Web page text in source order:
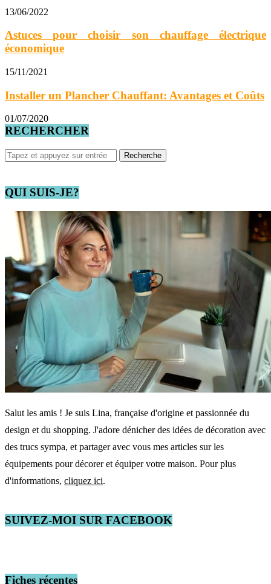
13/06/2022
Astuces pour choisir son chauffage électrique
économique
15/11/2021
Installer un Plancher Chauffant: Avantages et Coûts
01/07/2020
RECHERCHER
QUI SUIS-JE?
Salut les amis ! Je suis Lina, française d'origine et passionnée du
design et du shopping. J'adore dénicher des idées de décoration avec
des trucs sympa, et partager avec vous mes articles sur les
équipements pour décorer et équiper votre maison. Pour plus
d'informations, cliquez ici.
SUIVEZ-MOI SUR FACEBOOK
Fiches récentes